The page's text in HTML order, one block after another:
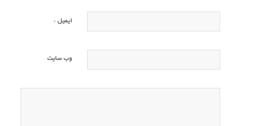
ایمیل *
وب‌ سایت